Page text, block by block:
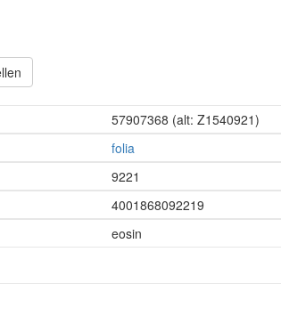
57907368 (alt: Z1540921)
folia
9221
4001868092219
eosin